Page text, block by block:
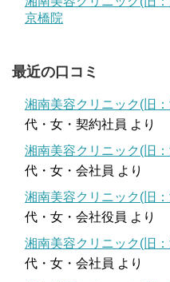
京橋院
最近の口コミ
湘南美容クリニック(旧
代・女・契約社員 より
湘南美容クリニック(旧
代・女・会社員 より
湘南美容クリニック(旧
代・女・会社役員 より
湘南美容クリニック(旧
代・女・会社員 より